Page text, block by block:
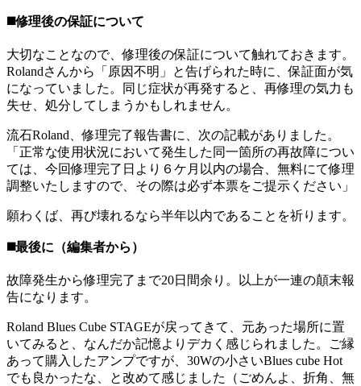
◼️修理後の保証について
大切なことなので、修理後の保証について触れておきます。
Rolandさんから「原因不明」と告げられた時に、保証面が気
になっていました。同じ症状が再発すると、再修理の気力も
失せ、処分してしまうかもしれません。
流石Roland、修理完了報告書に、次の記載がありました。
「正常な使用状況において発生した同一箇所の再故障につい
ては、今回修理完了日より６ケ月以内の場合、無料にて修理
調整いたしますので、その際は必ず本票をご提示ください」
願わくば、再び壊れるなら半年以内であることを祈ります。
◼️最後に（編集者から）
故障発生から修理完了まで20日間余り。以上が一連の顛末報
告になります。
Roland Blues Cube STAGEが戻ってきて、元あった場所に置
いてみると、なんだか記憶よりデカく感じられました。ご縁
あって購入したアンプですが、30Wの小さいBlues cube Hot
でも良かったな、と改めて感じました（ごめんよ、折角、無